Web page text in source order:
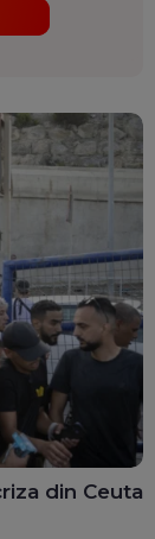
din Ceuta